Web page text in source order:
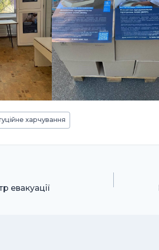
харчування
евакуації